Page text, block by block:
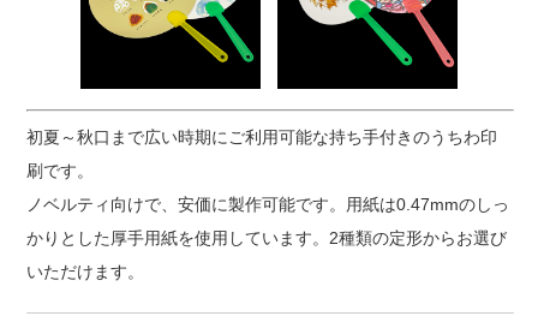
初夏～秋口まで広い時期にご利用可能な持ち手付きのうちわ印
刷です。
ノベルティ向けで、安価に製作可能です。用紙は0.47mmのしっ
かりとした厚手用紙を使用しています。2種類の定形からお選び
いただけます。